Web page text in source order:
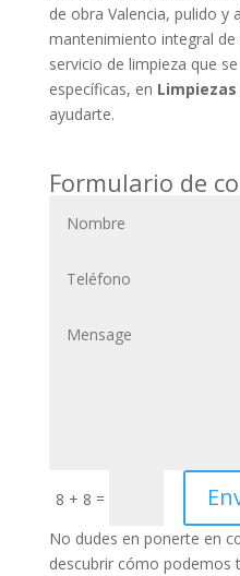
de obra Valencia, pulido y
mantenimiento integral
servicio de limpieza que
específicas, en Limpiezas
ayudarte.
Formulario de
8 + 8 =
No dudes en ponerte en
descubrir cómo podemos